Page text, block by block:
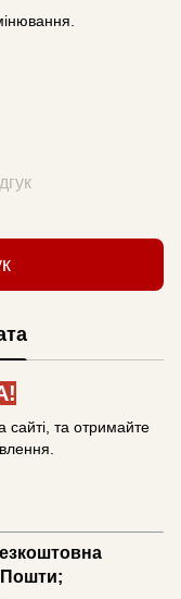
сайті, та отримайте
Пошти;